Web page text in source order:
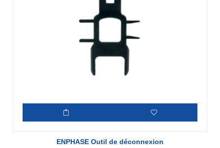
ENPHASE Outil de déconnexion